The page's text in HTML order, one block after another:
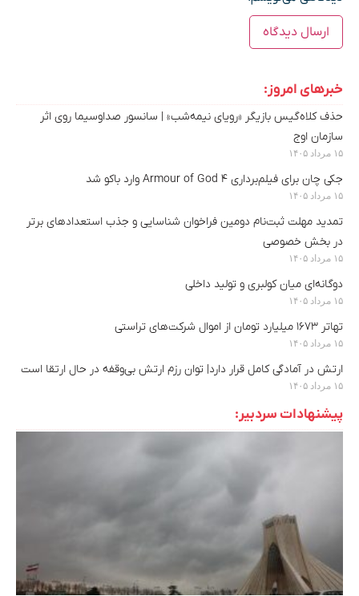
خبرهای امروز:
حذف کلاه‌گیس بازیگر «رویای نیمه‌شب» | سانسور صداوسیما روی اثر
سازمان اوج
۱۵ مرداد ۱۴۰۵
جکی چان برای فیلم‌برداری Armour of God 4 وارد باکو شد
۱۵ مرداد ۱۴۰۵
تمدید مهلت ثبت‌نام دومین فراخوان شناسایی و جذب استعدادهای برتر
در بخش خصوصی
۱۵ مرداد ۱۴۰۵
دوگانه‌ای میان کولبری و تولید داخلی
۱۵ مرداد ۱۴۰۵
تهاتر ۱۶۷۳ میلیارد تومان از اموال شرکت‌های تراستی
۱۵ مرداد ۱۴۰۵
ارتش در آمادگی کامل قرار دارد| توان رزم ارتش بی‌وقفه در حال ارتقا است
۱۵ مرداد ۱۴۰۵
پیشنهادات سردبیر: